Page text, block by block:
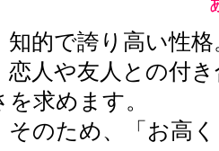
的で誇り高い性格
人や友人との付き
を求めます。
のため、「お高